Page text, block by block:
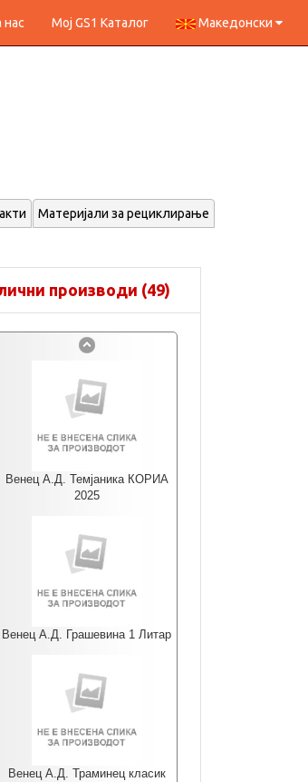
нас Мој GS1 Каталог Македонски
Материјали за рециклирање
производи (49)
Венец А.Д. Темјаника КОРИА
2025
Венец А.Д. Грашевина 1 Литар
Венец А.Д. Траминец класик